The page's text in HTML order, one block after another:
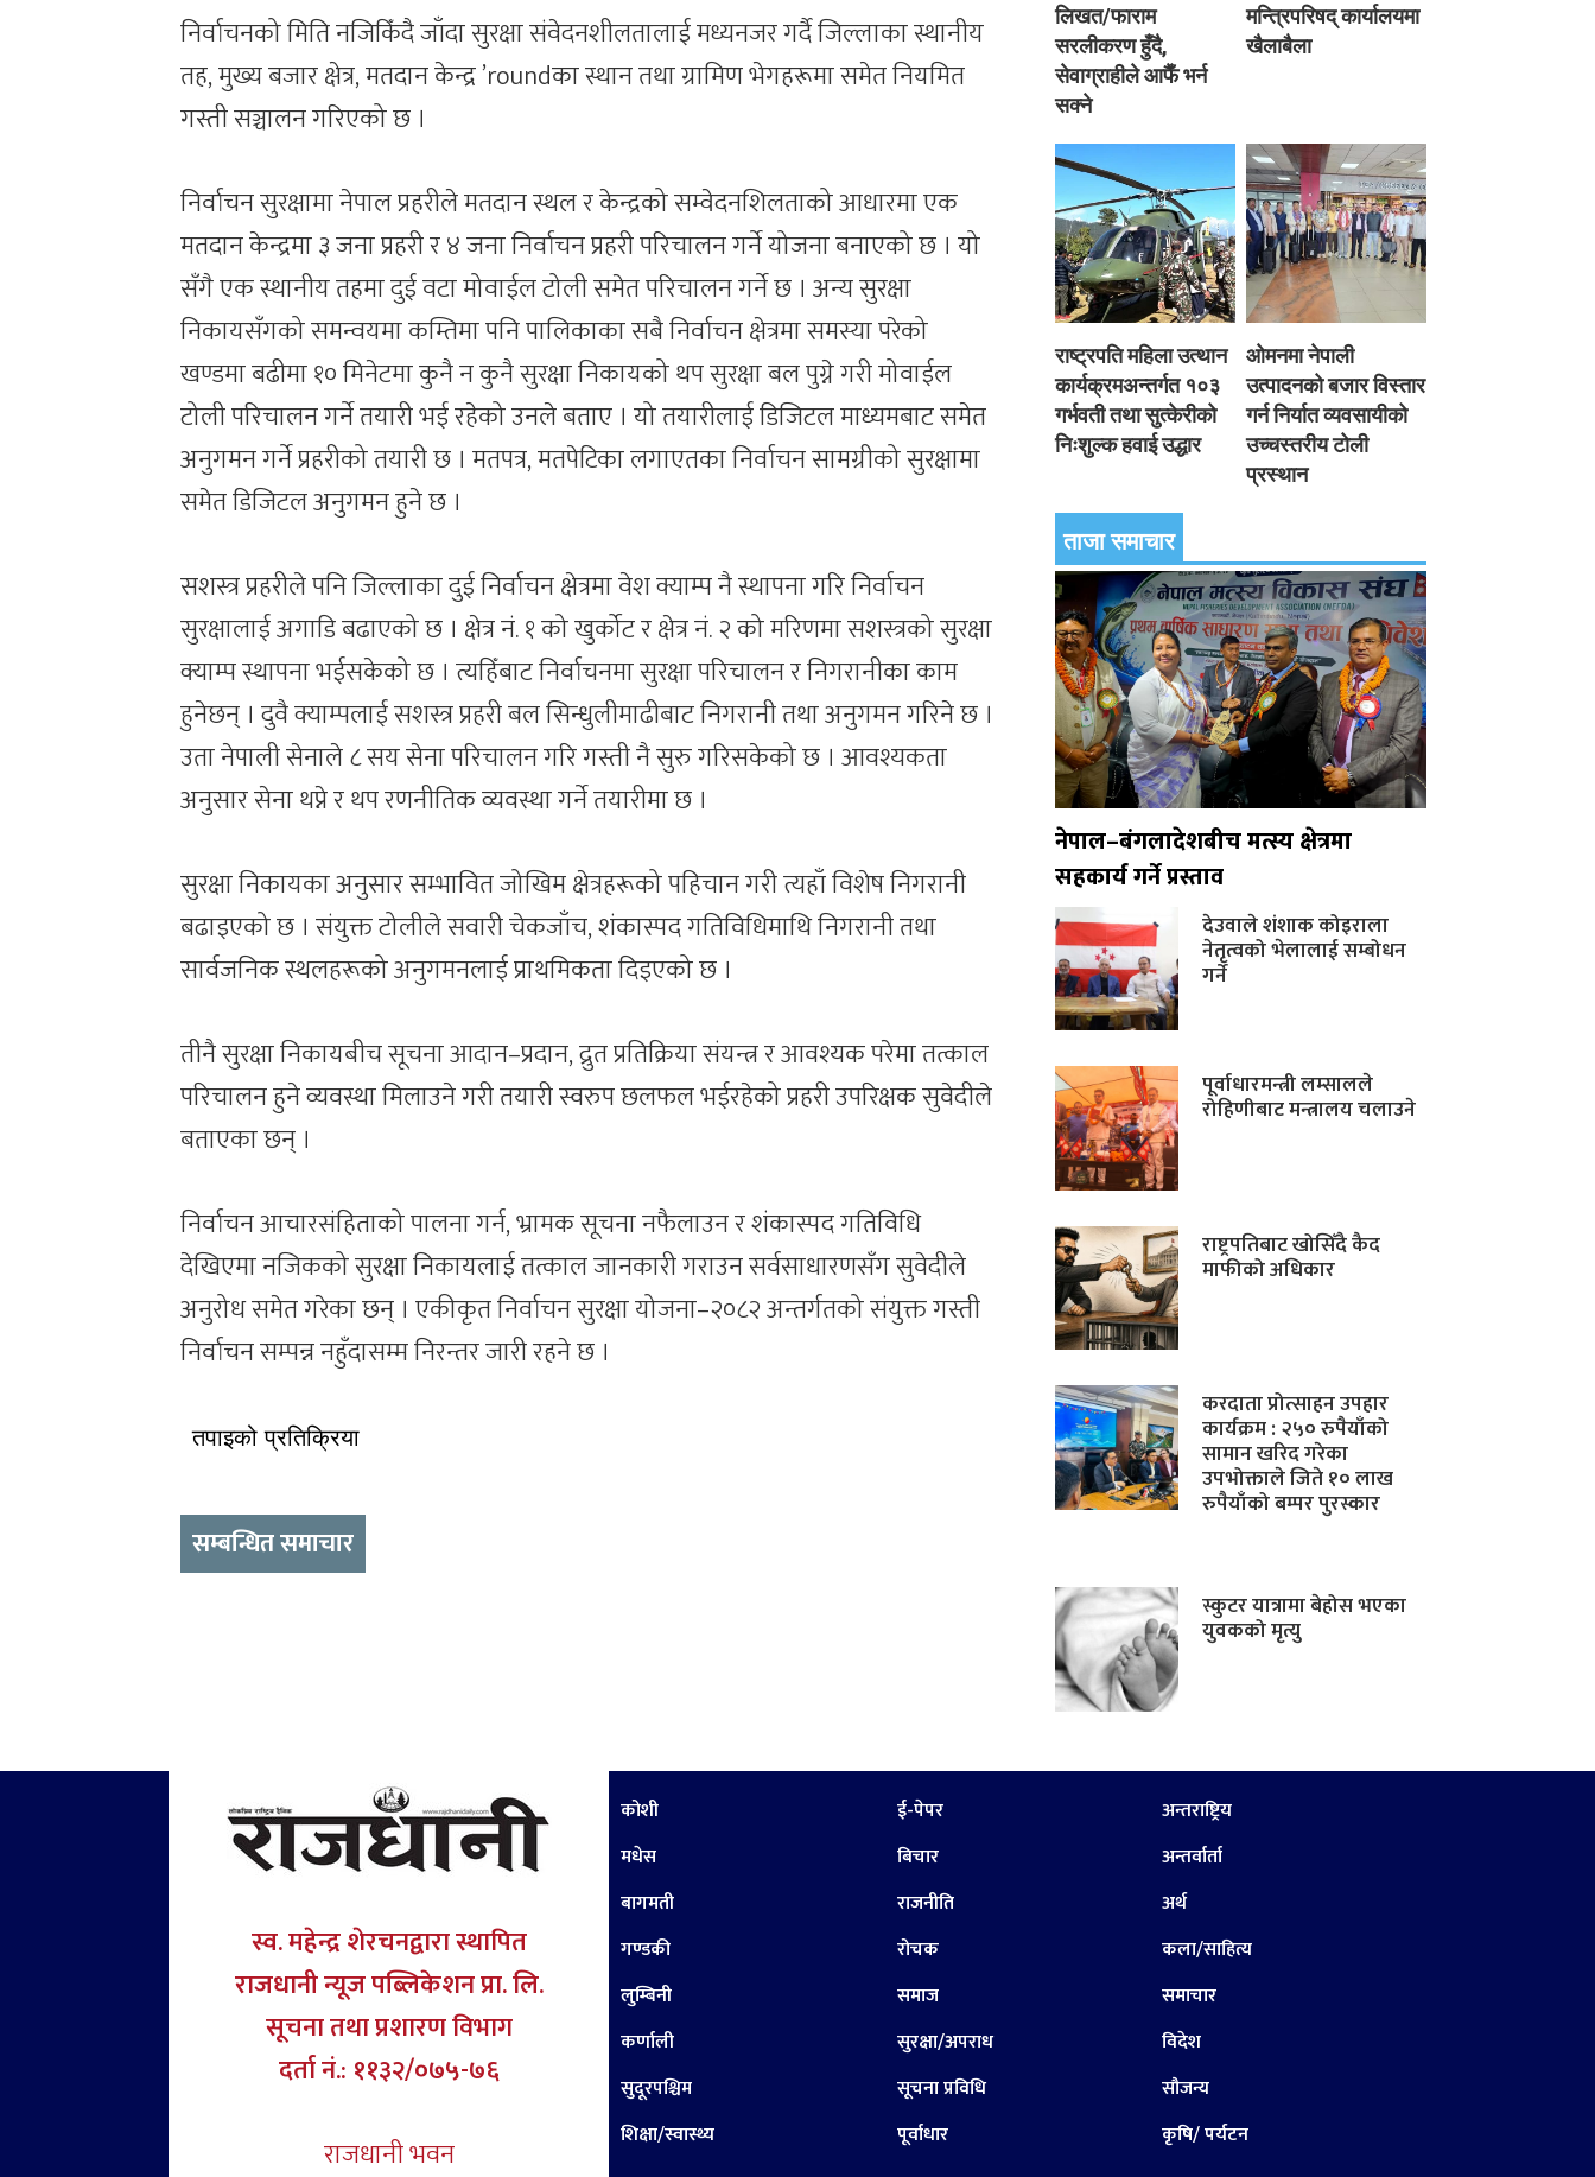
निर्वाचनको मिति नजिकिँदै जाँदा सुरक्षा संवेदनशीलतालाई मध्यनजर गर्दै जिल्लाका स्थानीय
तह, मुख्य बजार क्षेत्र, मतदान केन्द्र ’roundका स्थान तथा ग्रामिण भेगहरूमा समेत नियमित
गस्ती सञ्चालन गरिएको छ ।
निर्वाचन सुरक्षामा नेपाल प्रहरीले मतदान स्थल र केन्द्रको सम्वेदनशिलताको आधारमा एक
मतदान केन्द्रमा ३ जना प्रहरी र ४ जना निर्वाचन प्रहरी परिचालन गर्ने योजना बनाएको छ । यो
सँगै एक स्थानीय तहमा दुई वटा मोवाईल टोली समेत परिचालन गर्ने छ । अन्य सुरक्षा
निकायसँगको समन्वयमा कम्तिमा पनि पालिकाका सबै निर्वाचन क्षेत्रमा समस्या परेको
खण्डमा बढीमा १० मिनेटमा कुनै न कुनै सुरक्षा निकायको थप सुरक्षा बल पुग्ने गरी मोवाईल
टोली परिचालन गर्ने तयारी भई रहेको उनले बताए । यो तयारीलाई डिजिटल माध्यमबाट समेत
अनुगमन गर्ने प्रहरीको तयारी छ । मतपत्र, मतपेटिका लगाएतका निर्वाचन सामग्रीको सुरक्षामा
समेत डिजिटल अनुगमन हुने छ ।
सशस्त्र प्रहरीले पनि जिल्लाका दुई निर्वाचन क्षेत्रमा वेश क्याम्प नै स्थापना गरि निर्वाचन
सुरक्षालाई अगाडि बढाएको छ । क्षेत्र नं. १ को खुर्कोट र क्षेत्र नं. २ को मरिणमा सशस्त्रको सुरक्षा
क्याम्प स्थापना भईसकेको छ । त्यहिँबाट निर्वाचनमा सुरक्षा परिचालन र निगरानीका काम
हुनेछन् । दुवै क्याम्पलाई सशस्त्र प्रहरी बल सिन्धुलीमाढीबाट निगरानी तथा अनुगमन गरिने छ ।
उता नेपाली सेनाले ८ सय सेना परिचालन गरि गस्ती नै सुरु गरिसकेको छ । आवश्यकता
अनुसार सेना थप्ने र थप रणनीतिक व्यवस्था गर्ने तयारीमा छ ।
सुरक्षा निकायका अनुसार सम्भावित जोखिम क्षेत्रहरूको पहिचान गरी त्यहाँ विशेष निगरानी
बढाइएको छ । संयुक्त टोलीले सवारी चेकजाँच, शंकास्पद गतिविधिमाथि निगरानी तथा
सार्वजनिक स्थलहरूको अनुगमनलाई प्राथमिकता दिइएको छ ।
तीनै सुरक्षा निकायबीच सूचना आदान–प्रदान, द्रुत प्रतिक्रिया संयन्त्र र आवश्यक परेमा तत्काल
परिचालन हुने व्यवस्था मिलाउने गरी तयारी स्वरुप छलफल भईरहेको प्रहरी उपरिक्षक सुवेदीले
बताएका छन् ।
निर्वाचन आचारसंहिताको पालना गर्न, भ्रामक सूचना नफैलाउन र शंकास्पद गतिविधि
देखिएमा नजिकको सुरक्षा निकायलाई तत्काल जानकारी गराउन सर्वसाधारणसँग सुवेदीले
अनुरोध समेत गरेका छन् । एकीकृत निर्वाचन सुरक्षा योजना–२०८२ अन्तर्गतको संयुक्त गस्ती
निर्वाचन सम्पन्न नहुँदासम्म निरन्तर जारी रहने छ ।
तपाइको प्रतिक्रिया
सम्बन्धित समाचार
लिखत/फाराम
सरलीकरण हुँदै,
सेवाग्राहीले आफैँ भर्न
सक्ने
मन्त्रिपरिषद् कार्यालयमा
खैलाबैला
राष्ट्रपति महिला उत्थान
कार्यक्रमअन्तर्गत १०३
गर्भवती तथा सुत्केरीको
निःशुल्क हवाई उद्धार
ओमनमा नेपाली
उत्पादनको बजार विस्तार
गर्न निर्यात व्यवसायीको
उच्चस्तरीय टोली
प्रस्थान
ताजा समाचार
नेपाल–बंगलादेशबीच मत्स्य क्षेत्रमा
सहकार्य गर्ने प्रस्ताव
देउवाले शंशाक कोइराला
नेतृत्वको भेलालाई सम्बोधन
गर्ने
पूर्वाधारमन्त्री लम्सालले
रोहिणीबाट मन्त्रालय चलाउने
राष्ट्रपतिबाट खोसिँदै कैद
माफीको अधिकार
करदाता प्रोत्साहन उपहार
कार्यक्रम : २५० रुपैयाँको
सामान खरिद गरेका
उपभोक्ताले जिते १० लाख
रुपैयाँको बम्पर पुरस्कार
स्कुटर यात्रामा बेहोस भएका
युवकको मृत्यु
स्व. महेन्द्र शेरचनद्वारा स्थापित
राजधानी न्यूज पब्लिकेशन प्रा. लि.
सूचना तथा प्रशारण विभाग
दर्ता नं.: ११३२/०७५-७६
राजधानी भवन
कोशी
मधेस
बागमती
गण्डकी
लुम्बिनी
कर्णाली
सुदूरपश्चिम
शिक्षा/स्वास्थ्य
ई-पेपर
बिचार
राजनीति
रोचक
समाज
सुरक्षा/अपराध
सूचना प्रविधि
पूर्वाधार
अन्तराष्ट्रिय
अन्तर्वार्ता
अर्थ
कला/साहित्य
समाचार
विदेश
सौजन्य
कृषि/ पर्यटन